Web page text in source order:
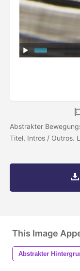
Abstrakter
Titel, Intros / Outros.
This Image
Abstrakter